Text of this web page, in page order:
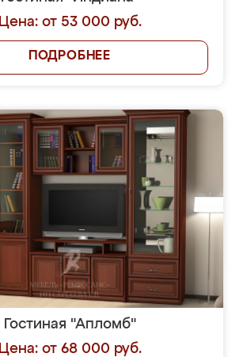
Цена: от 53 000 руб.
ПОДРОБНЕЕ
Гостиная "Апломб"
Цена: от 68 000 руб.